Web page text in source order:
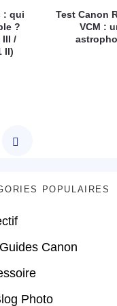
: qui
?
III /
II)
Test Canon
VCM :
POPULAIRES
Canon
Photo